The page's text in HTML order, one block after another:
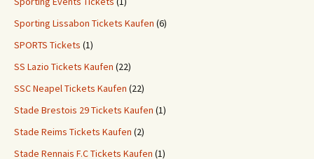
Sporting Lissabon Tickets Kaufen (6)
SPORTS Tickets (1)
SS Lazio Tickets Kaufen (22)
SSC Neapel Tickets Kaufen (22)
Stade Brestois 29 Tickets Kaufen (1)
Stade Reims Tickets Kaufen (2)
Stade Rennais F.C Tickets Kaufen (1)